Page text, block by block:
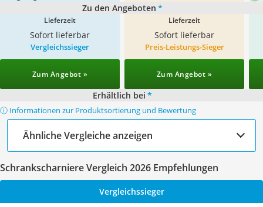
Zu den Angeboten *
Lieferzeit
Sofort lieferbar
Lieferzeit
Sofort lieferbar
Vergleichssieger
Zum Angebot »
Preis-Leistungs-Sieger
Zum Angebot »
Erhältlich bei *
ⓘ Informationen zur Produktsortierung und Bewertung
Ähnliche Vergleiche anzeigen
Schrankscharniere Vergleich 2026 Empfehlungen
Vergleichssieger